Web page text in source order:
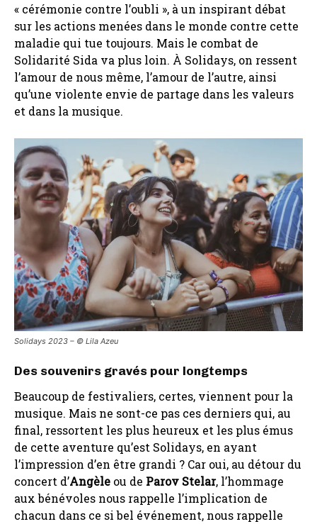
« cérémonie contre l’oubli », à un inspirant débat
sur les actions menées dans le monde contre cette
maladie qui tue toujours. Mais le combat de
Solidarité Sida va plus loin. À Solidays, on ressent
l’amour de nous même, l’amour de l’autre, ainsi
qu’une violente envie de partage dans les valeurs
et dans la musique.
Solidays 2023 – ©️ Lila Azeu
Des souvenirs gravés pour longtemps
Beaucoup de festivaliers, certes, viennent pour la
musique. Mais ne sont-ce pas ces derniers qui, au
final, ressortent les plus heureux et les plus émus
de cette aventure qu’est Solidays, en ayant
l’impression d’en être grandi ? Car oui, au détour du
concert d’Angèle ou de Parov Stelar, l’hommage
aux bénévoles nous rappelle l’implication de
chacun dans ce si bel événement, nous rappelle